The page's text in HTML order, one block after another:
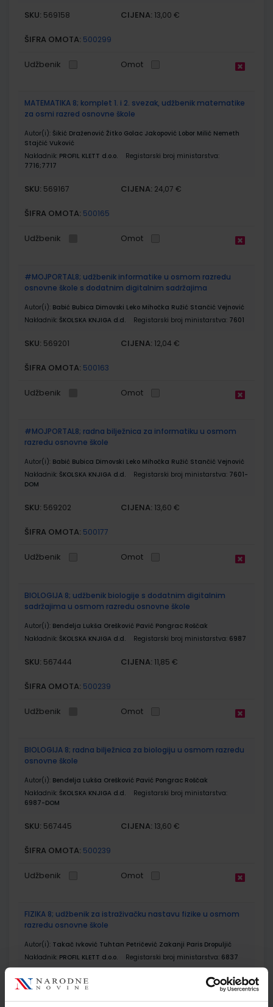
SKU: 569158 CIJENA: 13,00 €
ŠIFRA OMOTA: 500299
Udžbenik Omot
MATEMATIKA 8; komplet 1. i 2. svezak, udžbenik matematike
za osmi razred osnovne škole
Autor(i): Šikić Draženović Žitko Golac Jakopović Lobor Milić Nemeth
Stajčić Vuković
Nakladnik: PROFIL KLETT d.o.o.
Registarski broj ministarstva:
7716;7717
SKU: 569167 CIJENA: 24,07 €
ŠIFRA OMOTA: 500165
Udžbenik Omot
#MOJPORTAL8; udžbenik informatike u osmom razredu
osnovne škole s dodatnim digitalnim sadržajima
Autor(i): Babić Bubica Dimovski Leko Mihočka Ružić Stančić Vejnović
Nakladnik: ŠKOLSKA KNJIGA d.d. Registarski broj ministarstva: 7601
SKU: 569201 CIJENA: 12,04 €
ŠIFRA OMOTA: 500163
Udžbenik Omot
#MOJPORTAL8; radna bilježnica za informatiku u osmom
razredu osnovne škole
Autor(i): Babić Bubica Dimovski Leko Mihočka Ružić Stančić Vejnović
Nakladnik: ŠKOLSKA KNJIGA d.d. Registarski broj ministarstva: 7601-
DOM
SKU: 569202 CIJENA: 13,60 €
ŠIFRA OMOTA: 500177
Udžbenik Omot
BIOLOGIJA 8; udžbenik biologije s dodatnim digitalnim
sadržajima u osmom razredu osnovne škole
Autor(i): Bendelja Lukša Orešković Pavić Pongrac Roščak
Nakladnik: ŠKOLSKA KNJIGA d.d. Registarski broj ministarstva: 6987
SKU: 567444 CIJENA: 11,85 €
ŠIFRA OMOTA: 500239
Udžbenik Omot
BIOLOGIJA 8; radna bilježnica za biologiju u osmom razredu
osnovne škole
Autor(i): Bendelja Lukša Orešković Pavić Pongrac Roščak
Nakladnik: ŠKOLSKA KNJIGA d.d.
Registarski broj ministarstva:
6987-DOM
SKU: 567445 CIJENA: 13,60 €
ŠIFRA OMOTA: 500239
Udžbenik Omot
FIZIKA 8; udžbenik za istraživačku nastavu fizike u osmom
razredu osnovne škole
Autor(i): Takač Ivković Tuhtan Petričević Zakanji Paris Dropuljić
Nakladnik: PROFIL KLETT d.o.o. Registarski broj ministarstva: 6837
SKU:567451
500285